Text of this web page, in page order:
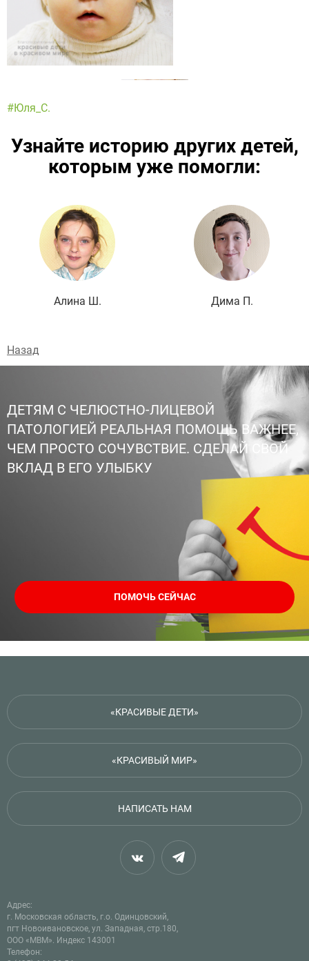
#Юля_С.
Узнайте историю других детей,
которым уже помогли:
Алина Ш.
Подробнее
Дима П.
Назад
ДЕТЯМ С ЧЕЛЮСТНО-ЛИЦЕВОЙ
ПАТОЛОГИЕЙ РЕАЛЬНАЯ ПОМОЩЬ ВАЖНЕЕ,
ЧЕМ ПРОСТО СОЧУВСТВИЕ. СДЕЛАЙ СВОЙ
ВКЛАД В ЕГО УЛЫБКУ
ПОМОЧЬ СЕЙЧАС
«КРАСИВЫЕ ДЕТИ»
«КРАСИВЫЙ МИР»
НАПИСАТЬ НАМ
Адрес:
г. Московская область, г.о. Одинцовский,
пгт Новоивановское, ул. Западная, стр.180,
ООО «МВМ». Индекс 143001
Телефон: